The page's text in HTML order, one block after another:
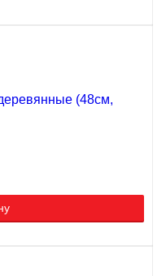
(48см,